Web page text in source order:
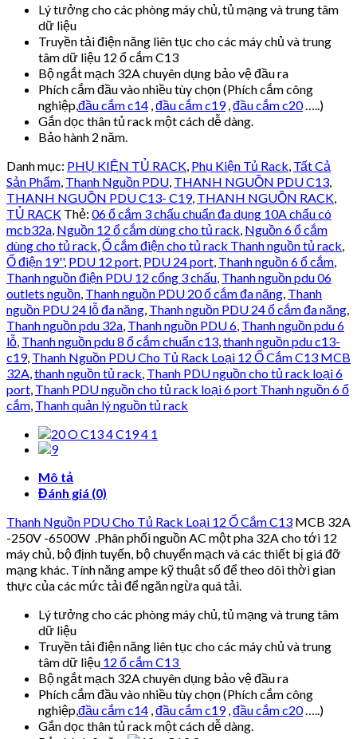
Lý tưởng cho các phòng máy chủ, tủ mạng và trung tâm
dữ liệu
Truyền tải điện năng liên tục cho các máy chủ và trung
tâm dữ liệu 12 ổ cắm C13
Bộ ngắt mạch 32A chuyên dụng bảo vệ đầu ra
Phích cắm đầu vào nhiều tùy chọn (Phích cắm công
nghiệp,đầu cắm c14 ,đầu cắm c19,đầu cắm c20…..)
Gắn dọc thân tủ rack một cách dễ dàng.
Bảo hành 2 năm.
Danh mục: PHỤ KIỆN TỦ RACK, Phụ Kiện Tủ Rack, Tất Cả
Sản Phẩm, Thanh Nguồn PDU, THANH NGUỒN PDU C13,
THANH NGUỒN PDU C13- C19, THANH NGUỒN RACK,
TỦ RACK Thẻ: 06 ổ cắm 3 chấu chuẩn đa dụng 10A chấu có
mcb32a, Nguồn 12 ổ cắm dùng cho tủ rack, Nguồn 6 ổ cắm
dùng cho tủ rack,Ổ cắm điện cho tủ rack Thanh nguồn tủ rack,
Ổ điện 19'', PDU 12 port, PDU 24 port, Thanh nguồn 6 ổ cắm,
Thanh nguồn điện PDU 12 cổng 3 chấu, Thanh nguồn pdu 06
outlets nguồn, Thanh nguồn PDU 20 ổ cắm đa năng, Thanh
nguồn PDU 24 lỗ đa năng, Thanh nguồn PDU 24 ổ cắm đa năng,
Thanh nguồn pdu 32a, Thanh nguồn PDU 6, Thanh nguồn pdu 6
lỗ, Thanh nguồn pdu 8 ổ cắm chuẩn c13,thanh nguồn pdu c13-
c19, Thanh Nguồn PDU Cho Tủ Rack Loại 12 Ổ Cắm C13 MCB
32A,thanh nguồn tủ rack, Thanh PDU nguồn cho tủ rack loại 6
port, Thanh PDU nguồn cho tủ rack loại 6 port Thanh nguồn 6 ổ
cắm, Thanh quản lý nguồn tủ rack
Mô tả
Đánh giá (0)
Thanh Nguồn PDU Cho Tủ Rack Loại 12 Ổ Cắm C13 MCB 32A
-250V -6500W .Phân phối nguồn AC một pha 32A cho tới 12
máy chủ, bộ định tuyến, bộ chuyển mạch và các thiết bị giá đỡ
mạng khác. Tính năng ampe kỹ thuật số để theo dõi thời gian
thực của các mức tải để ngăn ngừa quá tải.
Lý tưởng cho các phòng máy chủ, tủ mạng và trung tâm
dữ liệu
Truyền tải điện năng liên tục cho các máy chủ và trung
tâm dữ liệu 12 ổ cắm C13
Bộ ngắt mạch 32A chuyên dụng bảo vệ đầu ra
Phích cắm đầu vào nhiều tùy chọn (Phích cắm công
nghiệp,đầu cắm c14 ,đầu cắm c19,đầu cắm c20…..)
Gắn dọc thân tủ rack một cách dễ dàng.